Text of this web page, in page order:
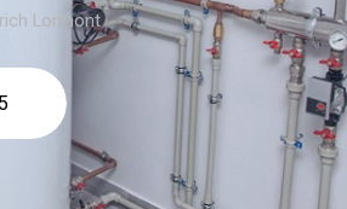
Lormont